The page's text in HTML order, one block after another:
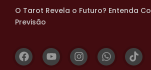
O Tarot Revela o Futuro? Entenda
Previsão